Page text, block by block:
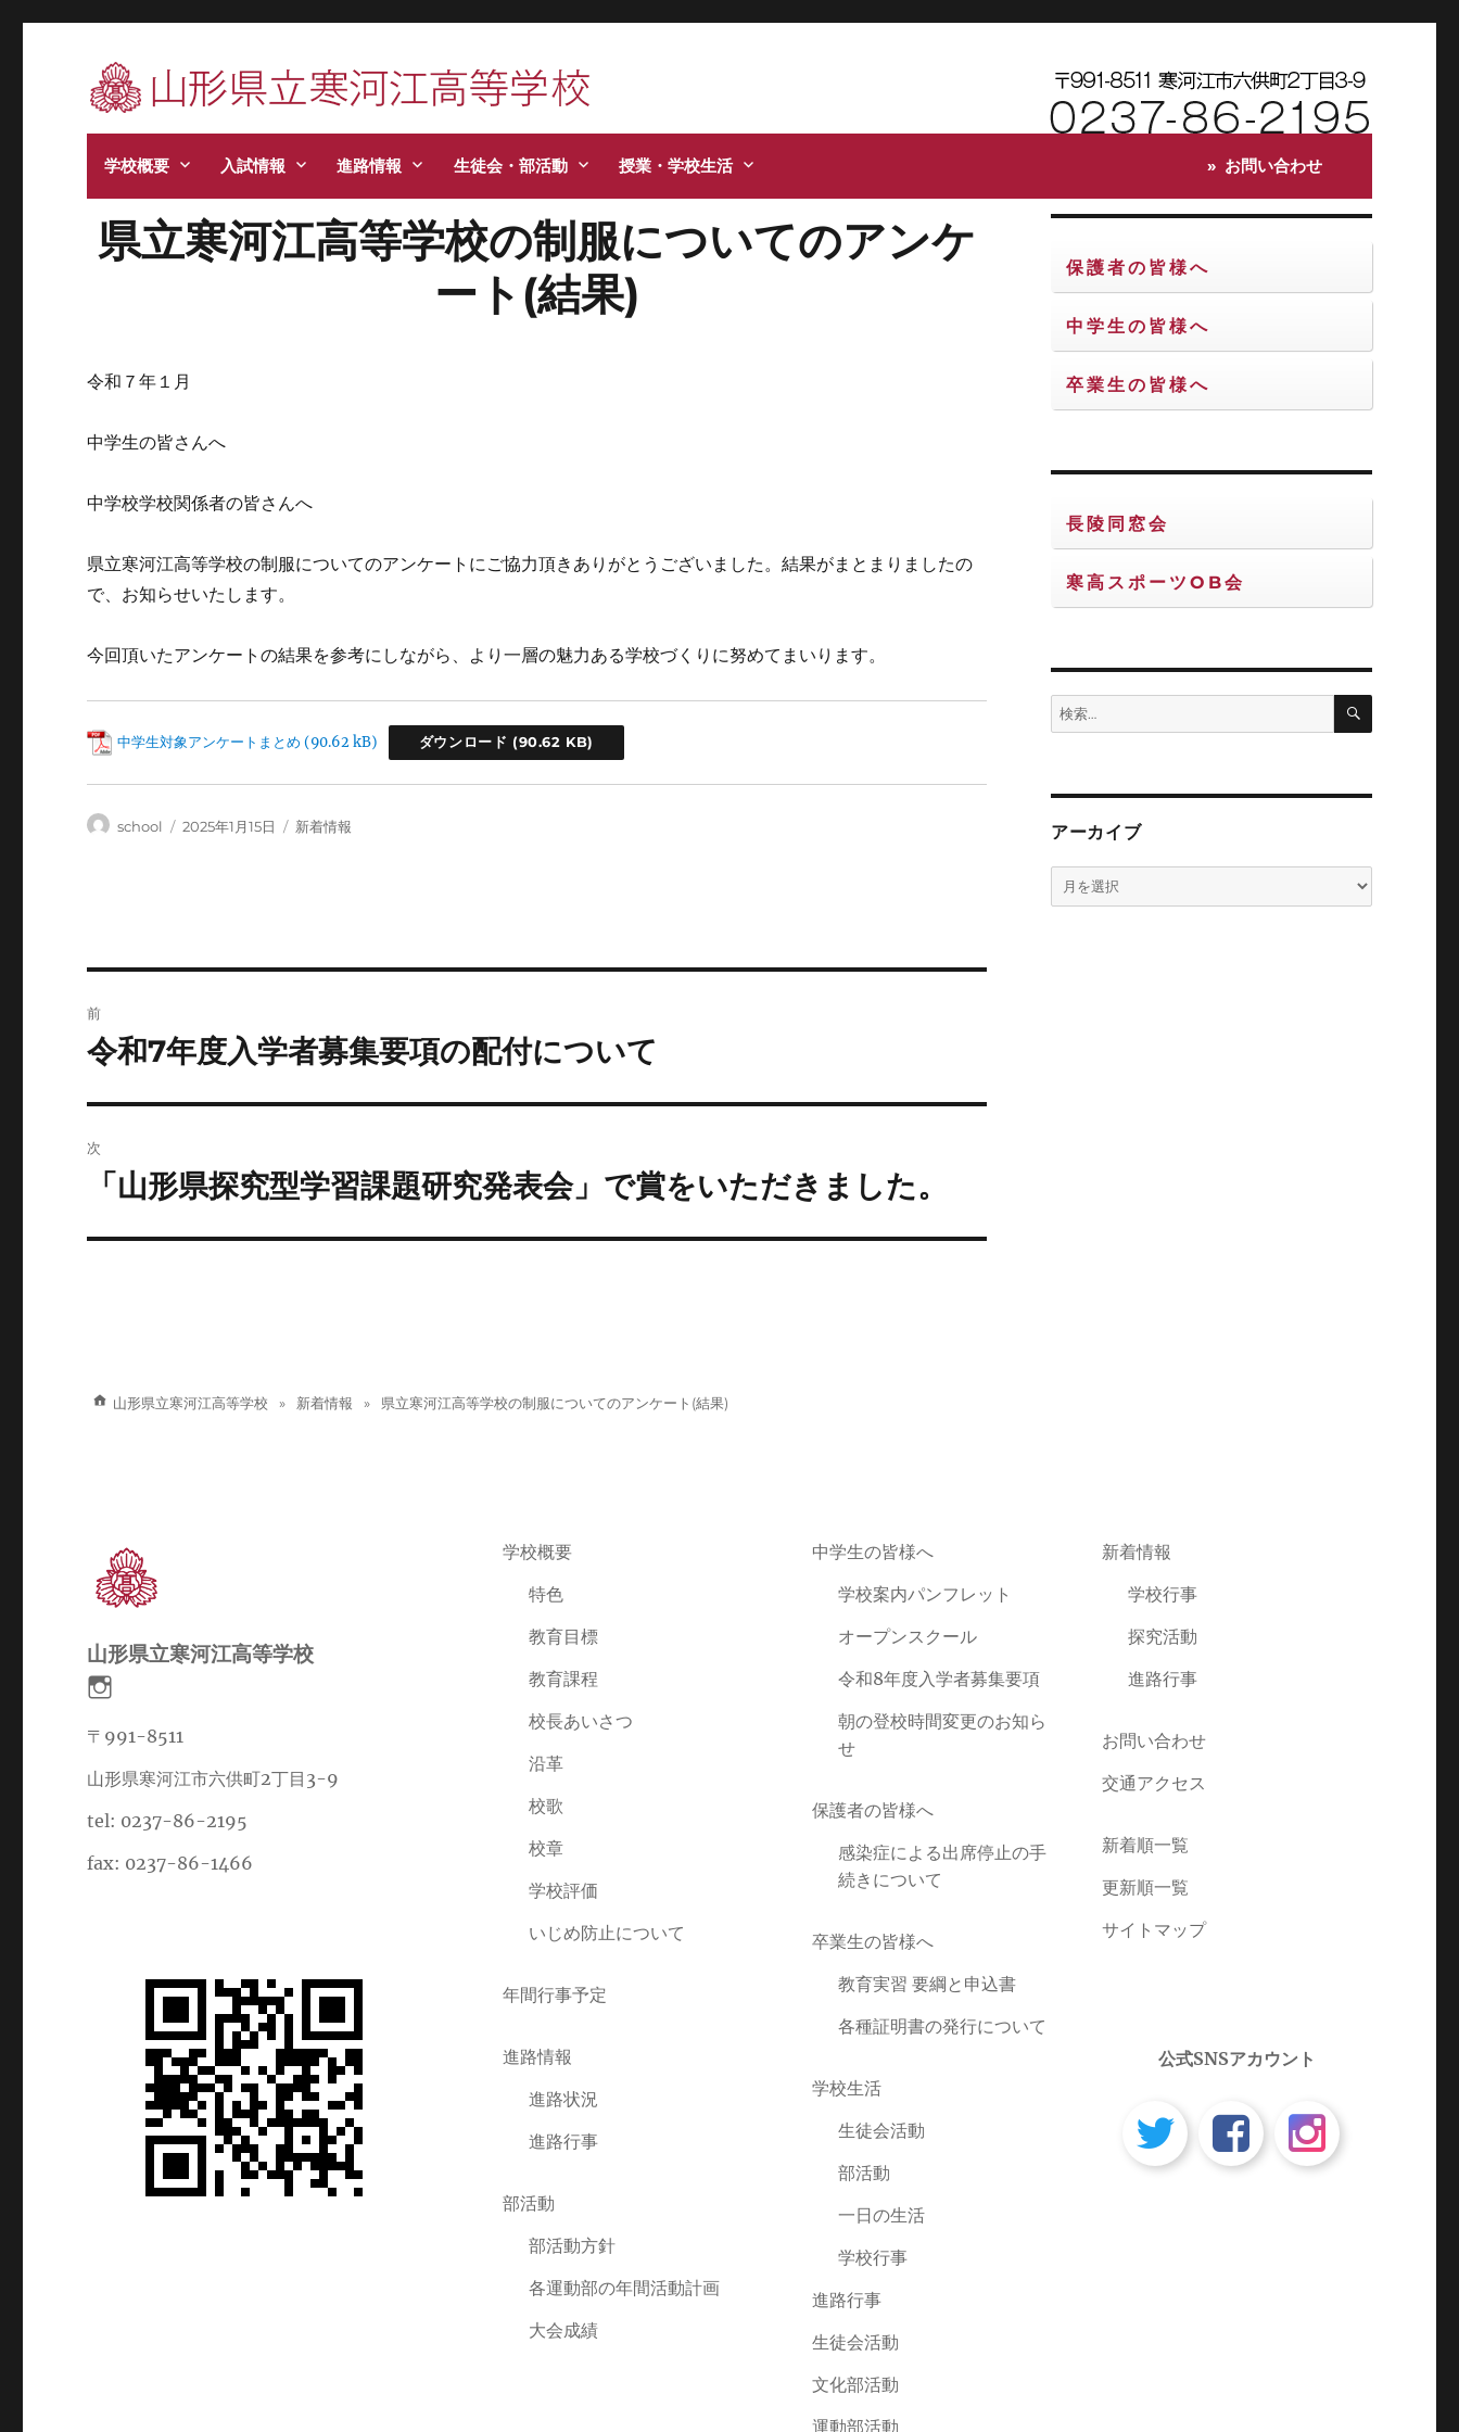
寒河江高校です。学校からのお知らせ、学校生活などお知らせします。
学校概要 入試情報 進路情報 生徒会・部活動 授業・学校生活 お問い合わせ
県立寒河江高等学校の制服についてのアンケ
ート(結果)
令和７年１月
中学生の皆さんへ
中学校学校関係者の皆さんへ
県立寒河江高等学校の制服についてのアンケートにご協力頂きありがとうございました。結果がまとまりましたの
で、お知らせいたします。
今回頂いたアンケートの結果を参考にしながら、より一層の魅力ある学校づくりに努めてまいります。
中学生対象アンケートまとめ ダウンロード
投
school
投
2025年1月15日
カ
新着情報
稿
ゲ
前
前
投
稿:
令和7年度入学者募集要項の配付について
次
投
「山形県探究型学習課題研究発表会」で賞をいただきました。
山形県立寒河江高等学校 新着情報 県立寒河江高等学校の制服についてのアンケート(結果)
保護者の皆様へ
中学生の皆様へ
卒業生の皆様へ
長陵同窓会
寒高スポーツOB会
検
索:
検
アーカイブ
山形県立寒河江高等学校
〒991-8511
山形県寒河江市六供町2丁目3-9
tel: 0237-86-2195
fax: 0237-86-1466
学校概要
特色
教育目標
教育課程
校長あいさつ
沿革
校歌
校章
学校評価
いじめ防止について
年間行事予定
進路情報
進路状況
進路行事
部活動
部活動方針
各運動部の年間活動計画
大会成績
中学生の皆様へ
学校案内パンフレット
オープンスクール
令和8年度入学者募集要項
朝の登校時間変更のお知ら
せ
保護者の皆様へ
感染症による出席停止の手
続きについて
卒業生の皆様へ
教育実習 要綱と申込書
各種証明書の発行について
学校生活
生徒会活動
部活動
一日の生活
学校行事
進路行事
生徒会活動
文化部活動
運動部活動
新着情報
学校行事
探究活動
進路行事
お問い合わせ
交通アクセス
新着順一覧
更新順一覧
サイトマップ
公式SNSアカウント